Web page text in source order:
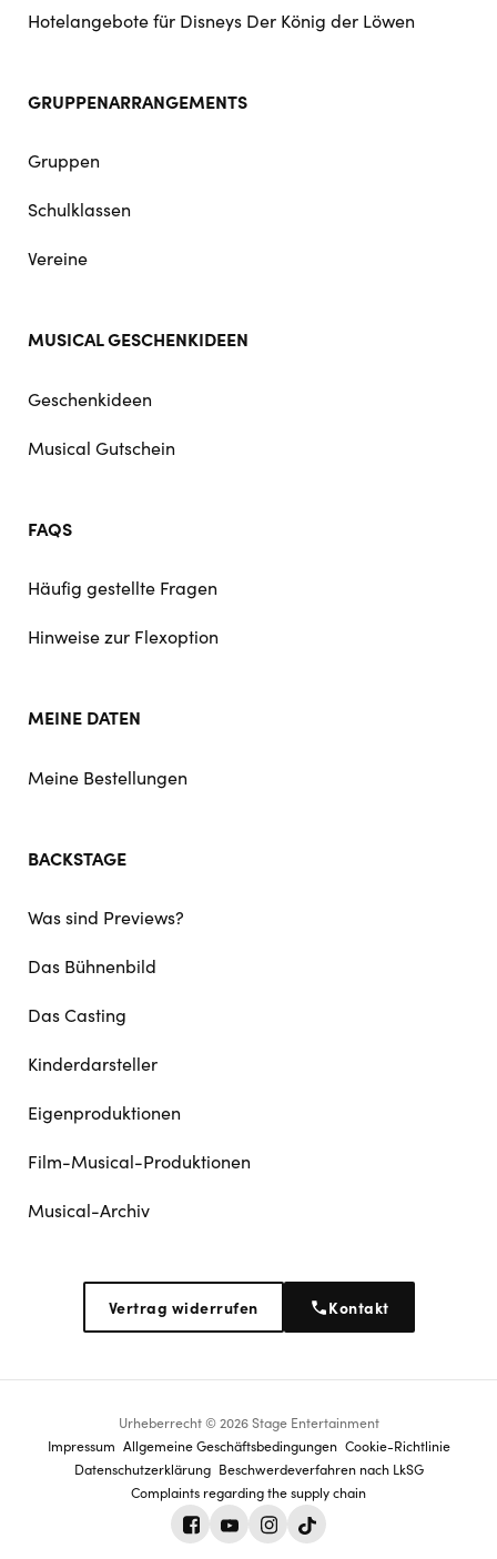
Hotelangebote für Disneys Der König der Löwen
GRUPPENARRANGEMENTS
Gruppen
Schulklassen
Vereine
MUSICAL GESCHENKIDEEN
Geschenkideen
Musical Gutschein
FAQS
Häufig gestellte Fragen
Hinweise zur Flexoption
MEINE DATEN
Meine Bestellungen
BACKSTAGE
Was sind Previews?
Das Bühnenbild
Das Casting
Kinderdarsteller
Eigenproduktionen
Film-Musical-Produktionen
Musical-Archiv
Vertrag widerrufen Kontakt
Urheberrecht © 2026 Stage Entertainment
Footer
navigation
Impressum Allgemeine Geschäftsbedingungen Cookie-Richtlinie
Datenschutz­erklärung Beschwerdeverfahren nach LkSG
Complaints regarding the supply chain
FacebookYoutubeInstagram
Tiktok